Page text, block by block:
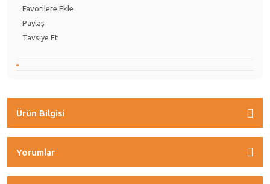
Paylaş
Tavsiye Et
Ürün Bilgisi
Yorumlar